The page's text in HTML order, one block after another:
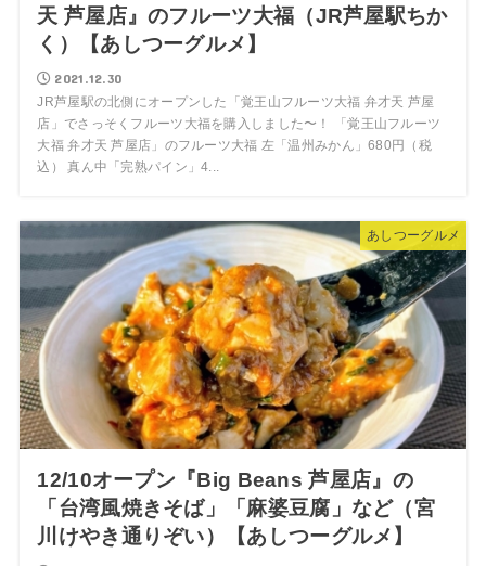
天 芦屋店』のフルーツ大福（JR芦屋駅ちか
く）【あしつーグルメ】
2021.12.30
JR芦屋駅の北側にオープンした「覚王山フルーツ大福 弁才天 芦屋
店」でさっそくフルーツ大福を購入しました〜！ 「覚王山フルーツ
大福 弁才天 芦屋店」のフルーツ大福 左「温州みかん」680円（税
込） 真ん中「完熟パイン」4...
あしつーグルメ
12/10オープン『Big Beans 芦屋店』の
「台湾風焼きそば」「麻婆豆腐」など（宮
川けやき通りぞい）【あしつーグルメ】